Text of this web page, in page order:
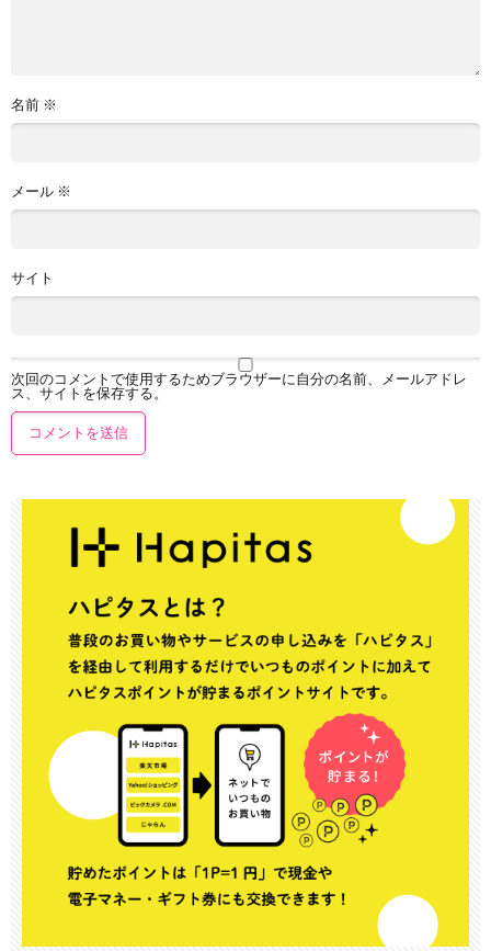
名前 ※
メール ※
サイト
次回のコメントで使用するためブラウザーに自分の名前、メールアドレ
ス、サイトを保存する。